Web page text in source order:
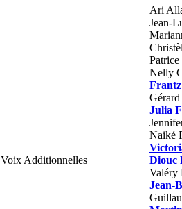
Voix Additionnelles
Ari
Jean-
Nelly
Julia
Naiké
Diouc
Valéry
Jean-